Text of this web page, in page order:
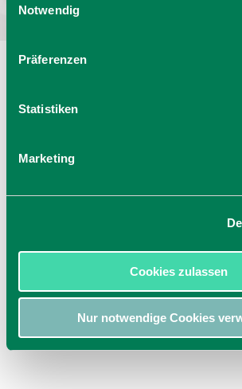
Cookies, wenn Sie unsere Webseite
Notwendig
Präferenzen
Statistiken
Marketing
Cookies zulassen
Nur notwendige Cookies